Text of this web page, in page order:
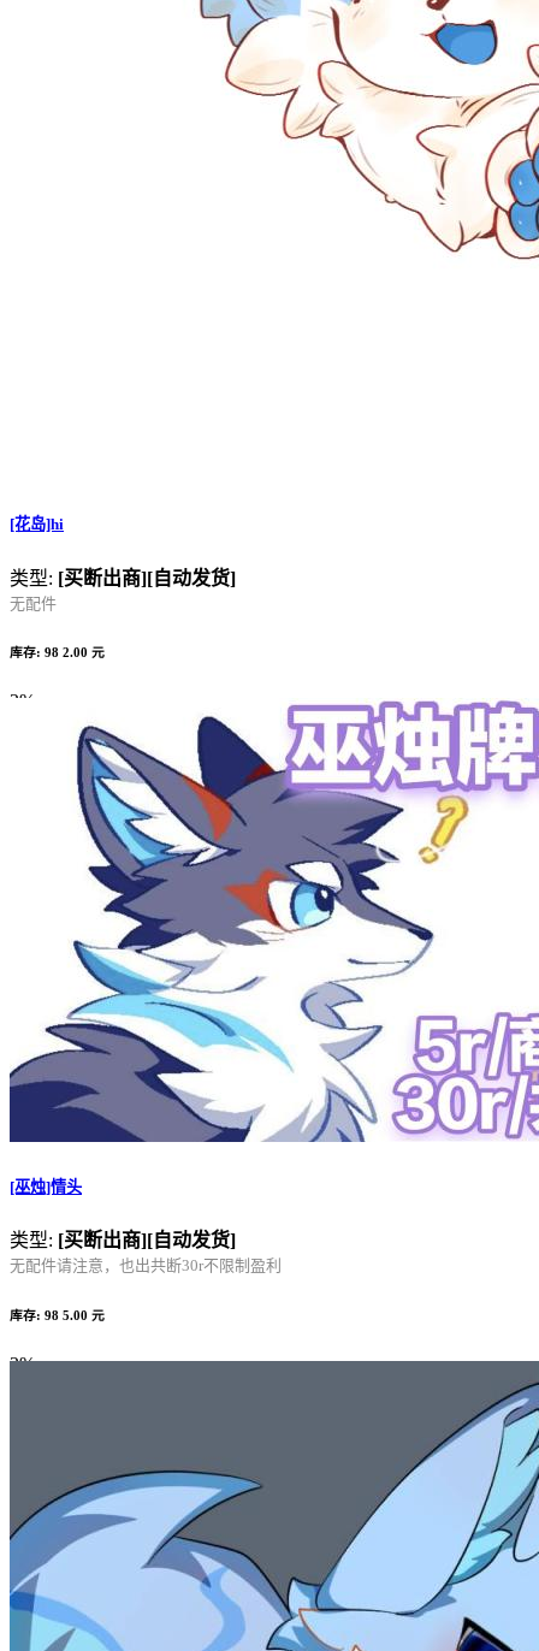
[花岛]hi
类型: [买断出商][自动发货]
无配件
库存: 98 2.00 元
2%
Complete
[巫烛]情头
类型: [买断出商][自动发货]
无配件请注意，也出共断30r不限制盈利
库存: 98 5.00 元
2%